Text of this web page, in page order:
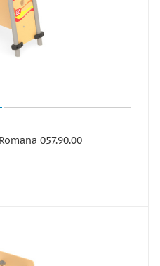
057.90.00